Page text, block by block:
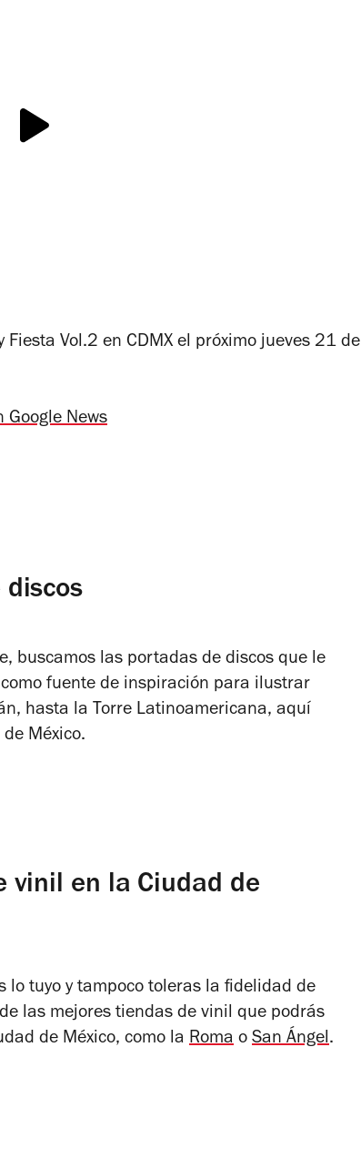
Vol.2 en CDMX el próximo jueves 21 de
Google News
discos
buscamos las portadas de discos que le
fuente de inspiración para ilustrar
hasta la Torre Latinoamericana, aquí
México.
vinil en la Ciudad de
lo tuyo y tampoco toleras la fidelidad de
las mejores tiendas de vinil que podrás
de México, como la Roma o San Ángel.